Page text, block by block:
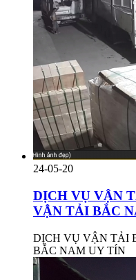
24-05-20
DỊCH VỤ VẬN
VẬN TẢI BẮC
DỊCH VỤ VẬN TẢI
BẮC NAM UY TÍN